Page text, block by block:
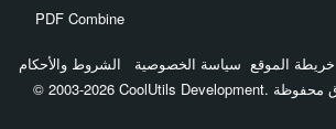
PDF Combine
خريطة الموقع سياسة الخصوصية
الشروط والأحكام